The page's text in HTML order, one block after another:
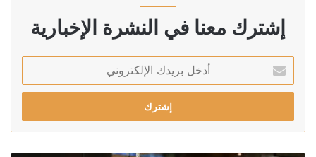
إشترك معنا في النشرة الإخبارية
بريدك
الإلكتروني